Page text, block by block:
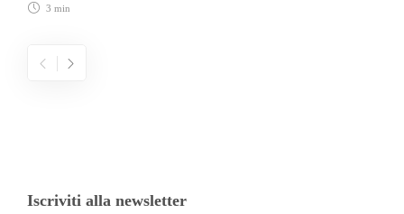
3 min
Iscriviti alla newsletter